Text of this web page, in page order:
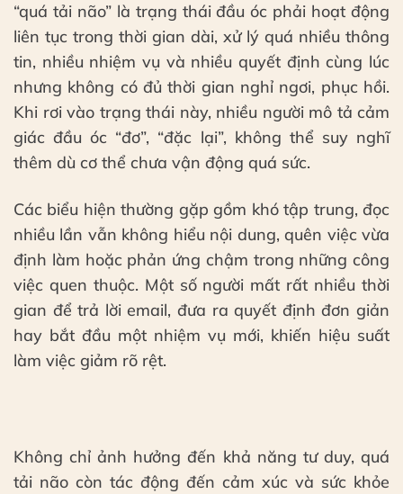
“quá tải não” là trạng thái đầu óc phải hoạt động
liên tục trong thời gian dài, xử lý quá nhiều thông
tin, nhiều nhiệm vụ và nhiều quyết định cùng lúc
nhưng không có đủ thời gian nghỉ ngơi, phục hồi.
Khi rơi vào trạng thái này, nhiều người mô tả cảm
giác đầu óc “đơ”, “đặc lại”, không thể suy nghĩ
thêm dù cơ thể chưa vận động quá sức.
Các biểu hiện thường gặp gồm khó tập trung, đọc
nhiều lần vẫn không hiểu nội dung, quên việc vừa
định làm hoặc phản ứng chậm trong những công
việc quen thuộc. Một số người mất rất nhiều thời
gian để trả lời email, đưa ra quyết định đơn giản
hay bắt đầu một nhiệm vụ mới, khiến hiệu suất
làm việc giảm rõ rệt.
Không chỉ ảnh hưởng đến khả năng tư duy, quá
tải não còn tác động đến cảm xúc và sức khỏe